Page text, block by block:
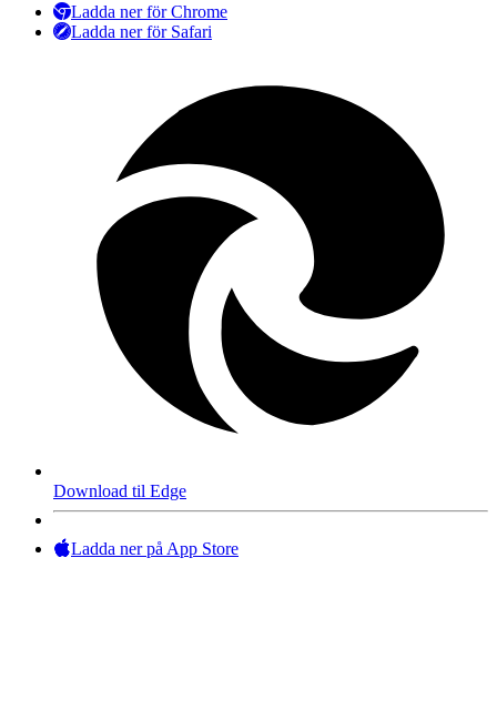
Ladda ner för Chrome
Ladda ner för Safari
Download til Edge
Ladda ner på App Store